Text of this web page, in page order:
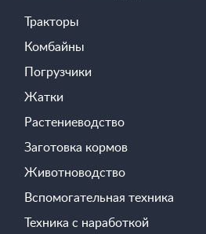
Тракторы
Комбайны
Погрузчики
Жатки
Растениеводство
Заготовка кормов
Животноводство
Вспомогательная техника
Техника с наработкой